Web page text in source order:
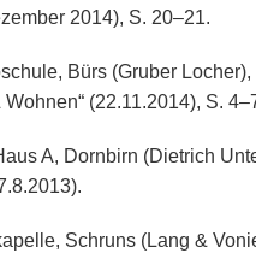
2014), S. 20–21.
Bürs (Gruber
(22.11.2014), S.
A, Dornbirn (Dietrich
Schruns (Lang &